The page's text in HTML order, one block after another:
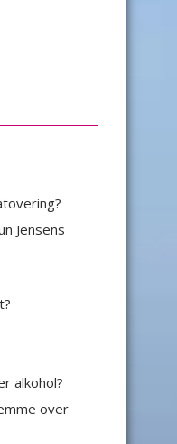
Jensens
alkohol?
over